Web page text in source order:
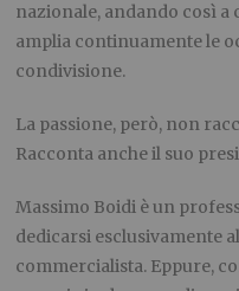
nazionale, andando così
amplia continuamente le
condivisione.
La passione, però, non
Racconta anche il suo
Massimo Boidi è un
dedicarsi esclusivamente
commercialista. Eppure,